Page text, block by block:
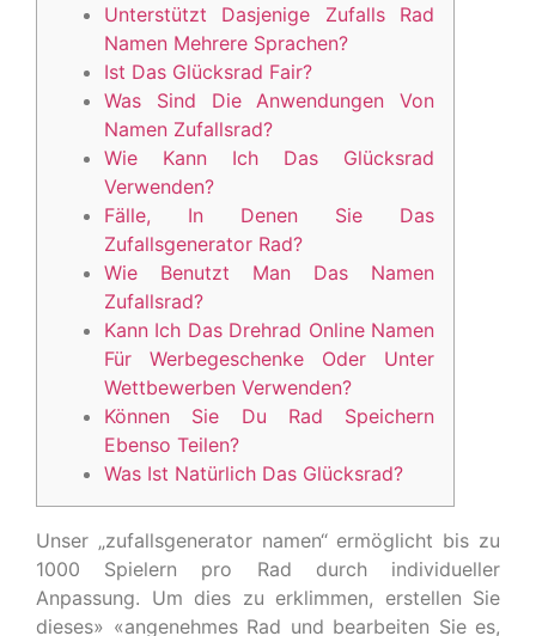
Unterstützt Dasjenige Zufalls Rad
Namen Mehrere Sprachen?
Ist Das Glücksrad Fair?
Was Sind Die Anwendungen Von
Namen Zufallsrad?
Wie Kann Ich Das Glücksrad
Verwenden?
Fälle, In Denen Sie Das
Zufallsgenerator Rad?
Wie Benutzt Man Das Namen
Zufallsrad?
Kann Ich Das Drehrad Online Namen
Für Werbegeschenke Oder Unter
Wettbewerben Verwenden?
Können Sie Du Rad Speichern
Ebenso Teilen?
Was Ist Natürlich Das Glücksrad?
Unser „zufallsgenerator namen“ ermöglicht bis zu
1000 Spielern pro Rad durch individueller
Anpassung. Um dies zu erklimmen, erstellen Sie
dieses» «angenehmes Rad und bearbeiten Sie es,